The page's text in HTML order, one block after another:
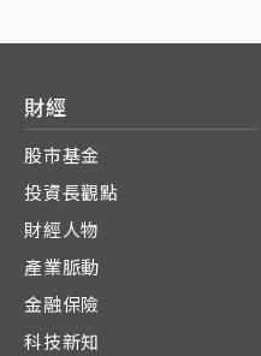
財經
股市基金
投資長觀點
財經人物
產業脈動
金融保險
科技新知